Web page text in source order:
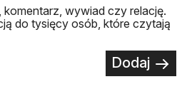
komentarz, wywiad czy relację.
do tysięcy osób, które czytają
Dodaj